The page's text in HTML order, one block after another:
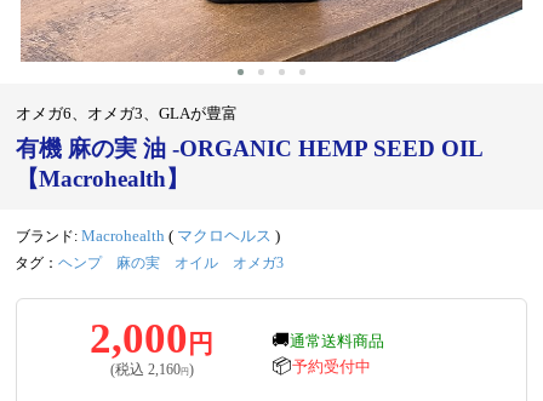
オメガ6、オメガ3、GLAが豊富
有機 麻の実 油 -ORGANIC HEMP SEED OIL
【Macrohealth】
ブランド: Macrohealth ( マクロヘルス )
タグ： ヘンプ 麻の実 オイル オメガ3
2,000 円
(税込 2,160円)
🚚通常送料商品
📦予約受付中